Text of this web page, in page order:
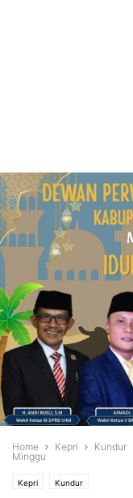
Home Kepri Kundur
Minggu
Kepri Kundur